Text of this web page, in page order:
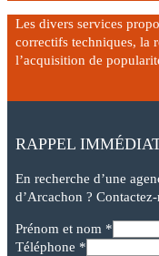
Les divers services
correctifs techniques, la
l’acquisition de
RAPPEL
En recherche d’une
d’Arcachon ?
Prénom et nom *
Téléphone *